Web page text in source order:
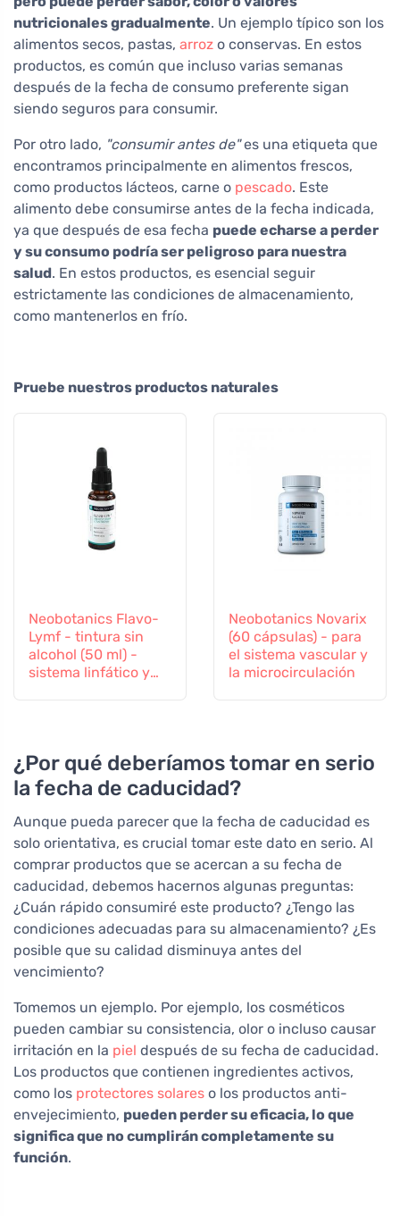
nutricionales gradualmente. Un ejemplo típico son los
alimentos secos, pastas, arroz o conservas. En estos
productos, es común que incluso varias semanas
después de la fecha de consumo preferente sigan
siendo seguros para consumir.
Por otro lado, "consumir antes de"es una etiqueta que
encontramos principalmente en alimentos frescos,
como productos lácteos, carne o pescado. Este
alimento debe consumirse antes de la fecha indicada,
ya que después de esa fecha puede echarse a perder
y su consumo podría ser peligroso para nuestra
salud. En estos productos, es esencial seguir
estrictamente las condiciones de almacenamiento,
como mantenerlos en frío.
Pruebe nuestros productos naturales
Neobotanics Flavo-
Lymf - tintura sin
alcohol (50 ml) -
sistema linfático y
Neobotanics Novarix
(60 cápsulas) - para
el sistema vascular y
la microcirculación
¿Por qué deberíamos tomar en serio
la fecha de caducidad?
Aunque pueda parecer que la fecha de caducidad es
solo orientativa, es crucial tomar este dato en serio. Al
comprar productos que se acercan a su fecha de
caducidad, debemos hacernos algunas preguntas:
¿Cuán rápido consumiré este producto? ¿Tengo las
condiciones adecuadas para su almacenamiento? ¿Es
posible que su calidad disminuya antes del
vencimiento?
Tomemos un ejemplo. Por ejemplo, los cosméticos
pueden cambiar su consistencia, olor o incluso causar
irritación en la piel después de su fecha de caducidad.
Los productos que contienen ingredientes activos,
como los protectores solares o los productos anti-
envejecimiento, pueden perder su eficacia, lo que
significa que no cumplirán completamente su
función.